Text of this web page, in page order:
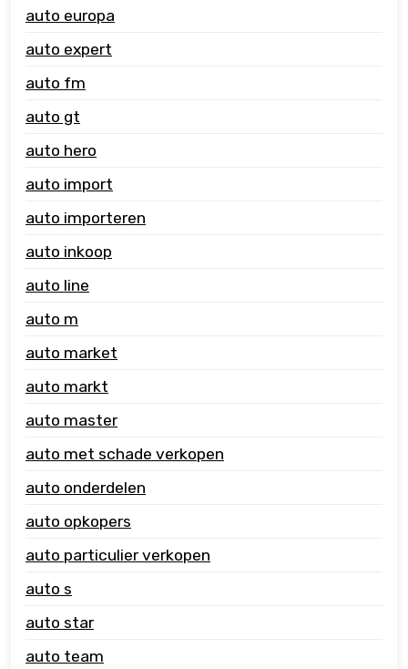
auto europa
auto expert
auto fm
auto gt
auto hero
auto import
auto importeren
auto inkoop
auto line
auto m
auto market
auto markt
auto master
auto met schade verkopen
auto onderdelen
auto opkopers
auto particulier verkopen
auto s
auto star
auto team